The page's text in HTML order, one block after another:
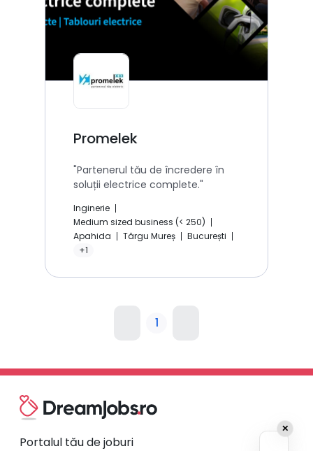
Promelek
"Partenerul tău de încredere în
soluții electrice complete."
Inginerie
Medium sized business (< 250)
Apahida
Târgu Mureș
București
+1
1
Portalul tău de joburi
✕